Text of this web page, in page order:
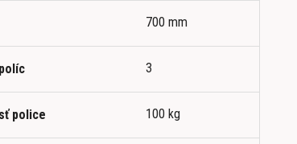
700 mm
3
police 100 kg